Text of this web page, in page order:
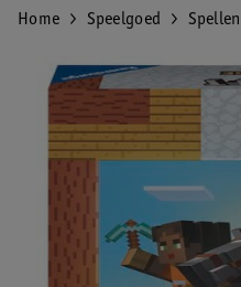
Home Speelgoed Spellen